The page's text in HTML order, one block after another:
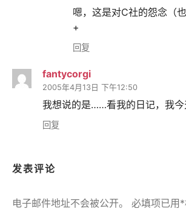
嗯，这是对C社的怨念（
+
回复
fantycorgi
2005年4月13日 下午12:50
我想说的是……看我的日记，我
回复
发表评论
电子邮件地址不会被公开。 必填项已用 *